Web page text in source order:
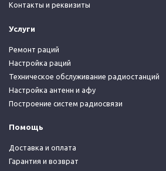
Контакты и реквизиты
Услуги
Ремонт раций
Настройка раций
Техническое обслуживание радиостанций
Настройка антенн и афу
Построение систем радиосвязи
Помощь
Доставка и оплата
Гарантия и возврат